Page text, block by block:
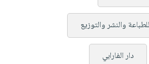
والنشر والتوزيع
دار الفارابي